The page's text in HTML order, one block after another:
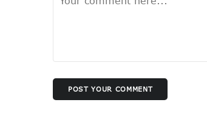
POST YOUR COMMENT